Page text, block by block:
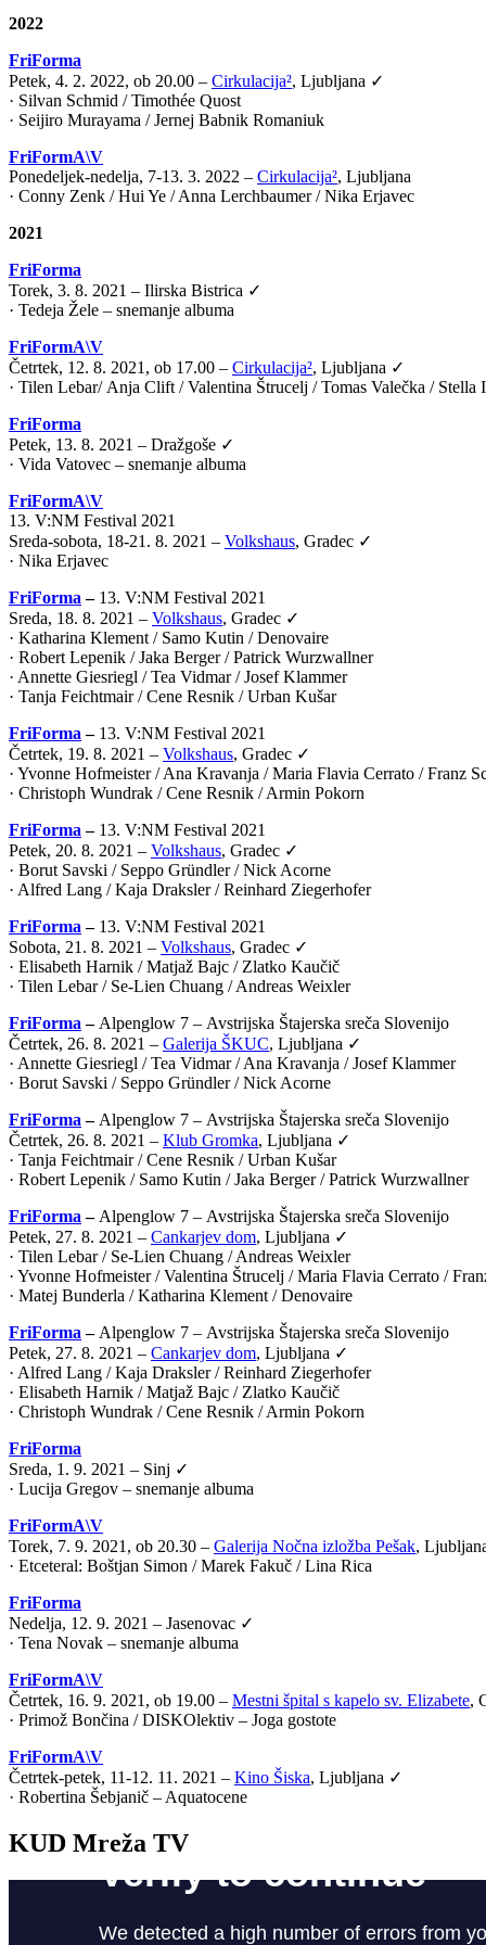
2022
FriForma
Petek, 4. 2. 2022, ob 20.00 – Cirkulacija², Ljubljana ✓
· Silvan Schmid / Timothée Quost
· Seijiro Murayama / Jernej Babnik Romaniuk
FriFormA\V
Ponedeljek-nedelja, 7-13. 3. 2022 – Cirkulacija², Ljubljana
· Conny Zenk / Hui Ye / Anna Lerchbaumer / Nika Erjavec
2021
FriForma
Torek, 3. 8. 2021 – Ilirska Bistrica ✓
· Tedeja Žele – snemanje albuma
FriFormA\V
Četrtek, 12. 8. 2021, ob 17.00 – Cirkulacija², Ljubljana ✓
· Tilen Lebar/ Anja Clift /Valentina Štrucelj /Tomas Valečka / Stella
FriForma
Petek, 13. 8. 2021 – Dražgoše ✓
· Vida Vatovec – snemanje albuma
FriFormA\V
13. V:NM Festival 2021
Sreda-sobota, 18-21. 8. 2021 – Volkshaus, Gradec ✓
· Nika Erjavec
FriForma – 13. V:NM Festival 2021
Sreda, 18. 8. 2021 – Volkshaus, Gradec ✓
· Katharina Klement / Samo Kutin / Denovaire
· Robert Lepenik / Jaka Berger / Patrick Wurzwallner
· Annette Giesriegl / Tea Vidmar / Josef Klammer
· Tanja Feichtmair / Cene Resnik / Urban Kušar
FriForma – 13. V:NM Festival 2021
Četrtek, 19. 8. 2021 – Volkshaus, Gradec ✓
· Yvonne Hofmeister / Ana Kravanja / Maria Flavia Cerrato / Franz
· Christoph Wundrak / Cene Resnik / Armin Pokorn
FriForma – 13. V:NM Festival 2021
Petek, 20. 8. 2021 – Volkshaus, Gradec ✓
· Borut Savski / Seppo Gründler / Nick Acorne
· Alfred Lang / Kaja Draksler / Reinhard Ziegerhofer
FriForma – 13. V:NM Festival 2021
Sobota, 21. 8. 2021 – Volkshaus, Gradec ✓
· Elisabeth Harnik / Matjaž Bajc / Zlatko Kaučič
· Tilen Lebar / Se-Lien Chuang / Andreas Weixler
FriForma – Alpenglow 7 – Avstrijska Štajerska sreča Slovenijo
Četrtek, 26. 8. 2021 – Galerija ŠKUC, Ljubljana ✓
· Annette Giesriegl / Tea Vidmar / Ana Kravanja / Josef Klammer
· Borut Savski / Seppo Gründler / Nick Acorne
FriForma – Alpenglow 7 – Avstrijska Štajerska sreča Slovenijo
Četrtek, 26. 8. 2021 – Klub Gromka, Ljubljana ✓
· Tanja Feichtmair / Cene Resnik / Urban Kušar
· Robert Lepenik / Samo Kutin / Jaka Berger / Patrick Wurzwallner
FriForma – Alpenglow 7 – Avstrijska Štajerska sreča Slovenijo
Petek, 27. 8. 2021 – Cankarjev dom, Ljubljana ✓
· Tilen Lebar / Se-Lien Chuang / Andreas Weixler
· Yvonne Hofmeister / Valentina Štrucelj / Maria Flavia Cerrato /
· Matej Bunderla / Katharina Klement / Denovaire
FriForma – Alpenglow 7 – Avstrijska Štajerska sreča Slovenijo
Petek, 27. 8. 2021 – Cankarjev dom, Ljubljana ✓
· Alfred Lang / Kaja Draksler / Reinhard Ziegerhofer
· Elisabeth Harnik / Matjaž Bajc / Zlatko Kaučič
· Christoph Wundrak / Cene Resnik / Armin Pokorn
FriForma
Sreda, 1. 9. 2021 – Sinj ✓
· Lucija Gregov – snemanje albuma
FriFormA\V
Torek, 7. 9. 2021, ob 20.30 – Galerija Nočna izložba Pešak,
· Etceteral: Boštjan Simon / Marek Fakuč / Lina Rica
FriForma
Nedelja, 12. 9. 2021 – Jasenovac ✓
· Tena Novak – snemanje albuma
FriFormA\V
Četrtek, 16. 9. 2021, ob 19.00 – Mestni špital s kapelo sv. Elizabete,
· Primož Bončina / DISKOlektiv – Joga gostote
FriFormA\V
Četrtek-petek, 11-12. 11. 2021 – Kino Šiska, Ljubljana ✓
· Robertina Šebjanič – Aquatocene
KUD Mreža TV